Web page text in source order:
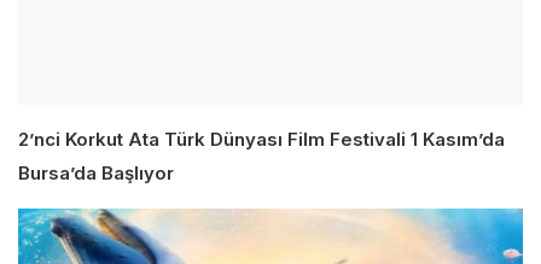
2’nci Korkut Ata Türk Dünyası Film Festivali 1 Kasım’da
Bursa’da Başlıyor